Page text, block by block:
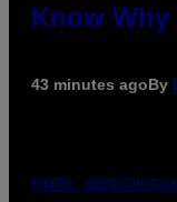
Know Why
43 minutes agoBy
PHOTO: